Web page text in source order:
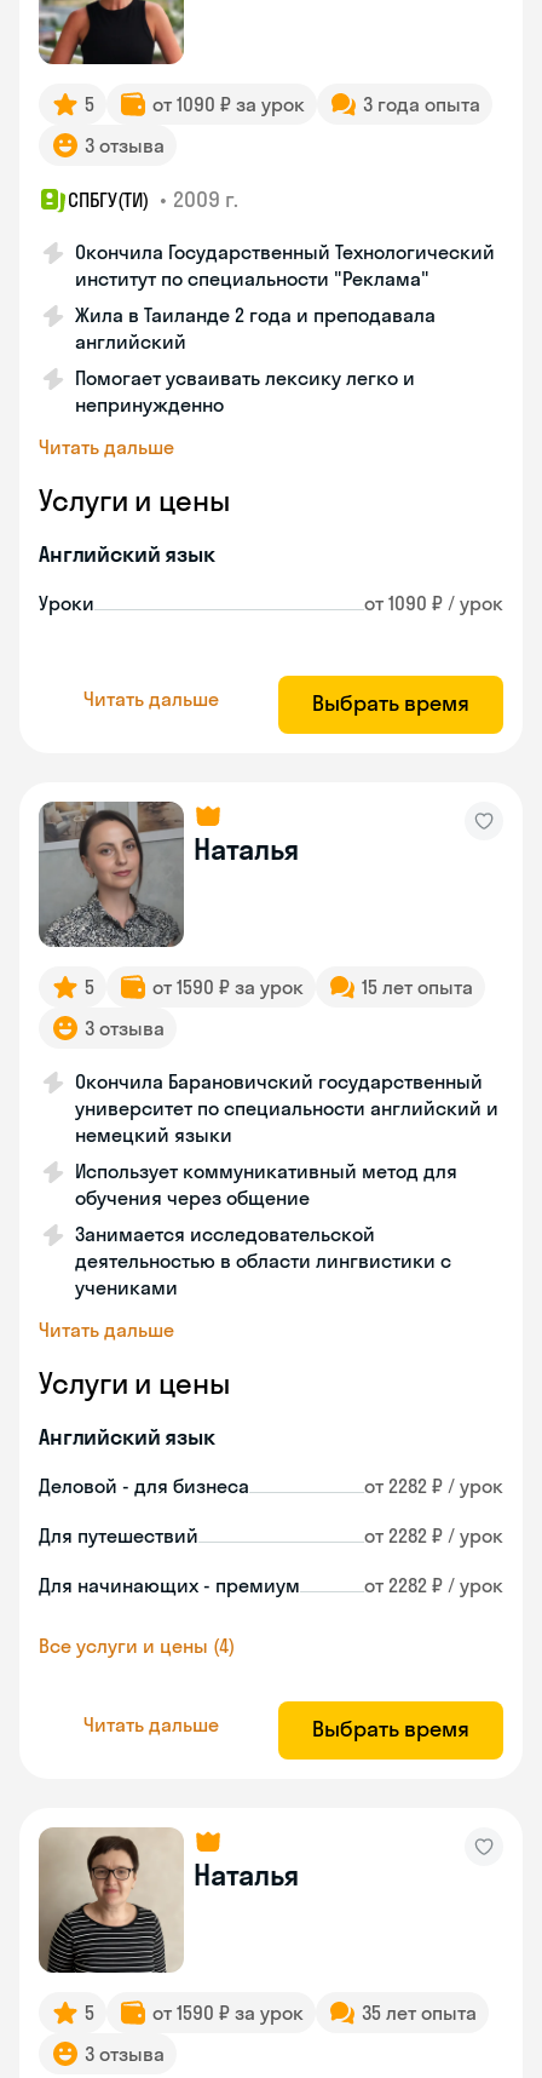
5 от 1090 ₽ за урок
3 года опыта
3 отзыва
СПБГУ(ТИ) • 2009 г.
Окончила Государственный Технологический
институт по специальности "Реклама"
Жила в Таиланде 2 года и преподавала
английский
Помогает усваивать лексику легко и
непринужденно
Читать дальше
Услуги и цены
Английский язык
Уроки от 1090 ₽ / урок
Читать дальше Выбрать время
Наталья
5 от 1590 ₽ за урок
15 лет опыта
3 отзыва
Окончила Барановичский государственный
университет по специальности английский и
немецкий языки
Использует коммуникативный метод для
обучения через общение
Занимается исследовательской
деятельностью в области лингвистики с
учениками
Читать дальше
Услуги и цены
Английский язык
Деловой - для бизнеса от 2282 ₽ / урок
Для путешествий от 2282 ₽ / урок
Для начинающих - премиум от 2282 ₽ / урок
Все услуги и цены (4)
Читать дальше Выбрать время
Наталья
5 от 1590 ₽ за урок
35 лет опыта
3 отзыва